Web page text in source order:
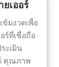
เออร์
ข้มงวดเพื่อ
ร์ที่เชื่อถือ
ะเมิน
คุณภาพ